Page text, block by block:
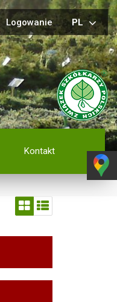
Logowanie PL
Kontakt